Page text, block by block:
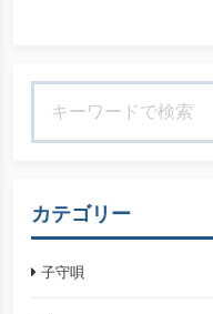
カテゴリー
子守唄